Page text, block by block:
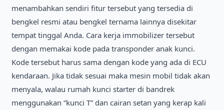
menambahkan sendiri fitur tersebut yang tersedia di
bengkel resmi atau bengkel ternama lainnya disekitar
tempat tinggal Anda. Cara kerja immobilizer tersebut
dengan memakai kode pada transponder anak kunci.
Kode tersebut harus sama dengan kode yang ada di ECU
kendaraan. Jika tidak sesuai maka mesin mobil tidak akan
menyala, walau rumah kunci starter di bandrek
menggunakan “kunci T” dan cairan setan yang kerap kali